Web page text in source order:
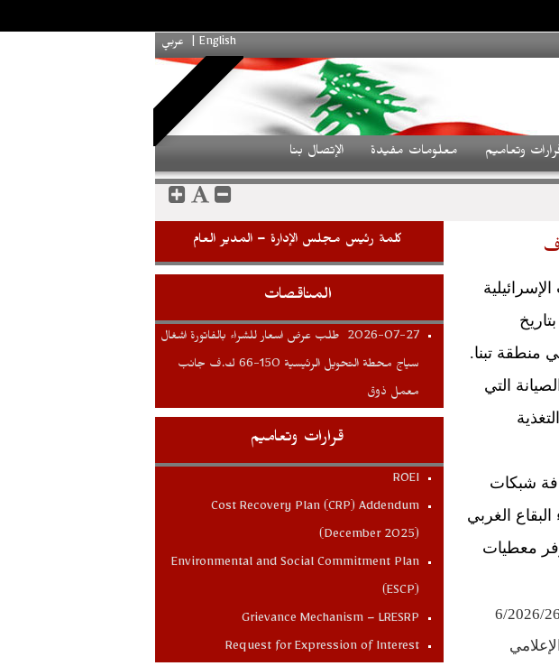
English
| عربي
وتعاميم معلومات مفيدة الإتصال بنا
الإعتداءات الإسرائيلية
بتاريخ
التي
شبكات
الغربي
معطيات
26
/6/2026
كلمة رئيس مجلس الإدارة – المدير العام
المناقصات
2026-07-27 طلب عرض اسعار للشراء بالفاتورة اشغال
سياج محطة التحويل الرئيسية 150-66 ك.ف جانب
معمل ذوق
قرارات وتعاميم
ROEI
Cost Recovery Plan (CRP) Addendum
(December 2025)
Environmental and Social Commitment Plan
(ESCP)
Grievance Mechanism – LRESRP
Request for Expression of Interest